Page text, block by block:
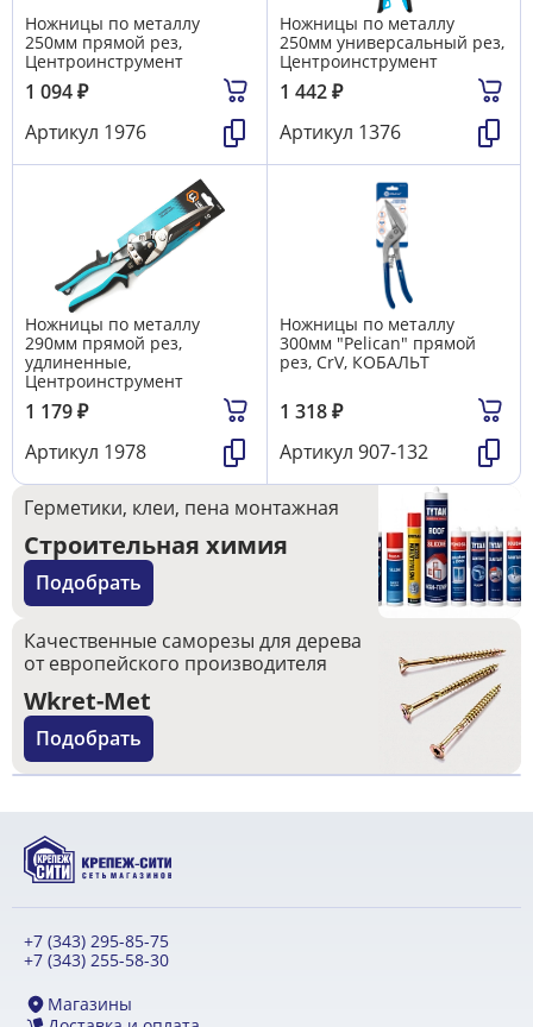
Ножницы по металлу
250мм прямой рез,
Центроинструмент
1 094₽
Артикул 1976
Ножницы по металлу
250мм универсальный рез,
Центроинструмент
1 442₽
Артикул 1376
Ножницы по металлу
290мм прямой рез,
удлиненные,
Центроинструмент
1 179₽
Артикул 1978
Ножницы по металлу
300мм "Pelican" прямой
рез, CrV, КОБАЛЬТ
1 318₽
Артикул 907-132
Герметики, клеи, пена монтажная
Строительная химия
Подобрать
Качественные саморезы для дерева
от европейского производителя
Wkret-Met
Подобрать
+7 (343) 295-85-75
+7 (343) 255-58-30
Магазины